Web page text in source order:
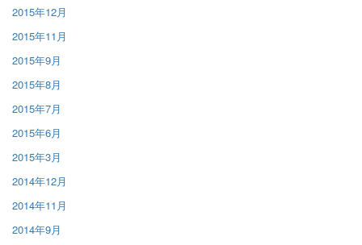
2015年12月
2015年11月
2015年9月
2015年8月
2015年7月
2015年6月
2015年3月
2014年12月
2014年11月
2014年9月